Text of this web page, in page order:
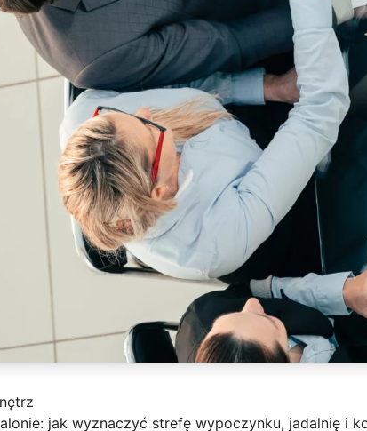
jak wyznaczyć strefę wypoczynku, jadalnię i